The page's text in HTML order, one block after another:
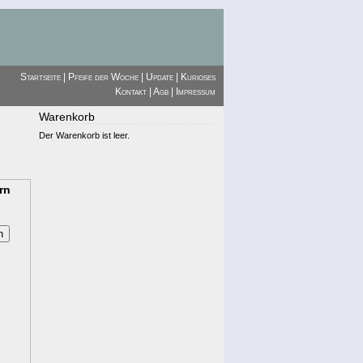
Startseite | Pfeife der Woche | Update | Kurioses
Kontakt | Agb | Impressum
Warenkorb
Der Warenkorb ist leer.